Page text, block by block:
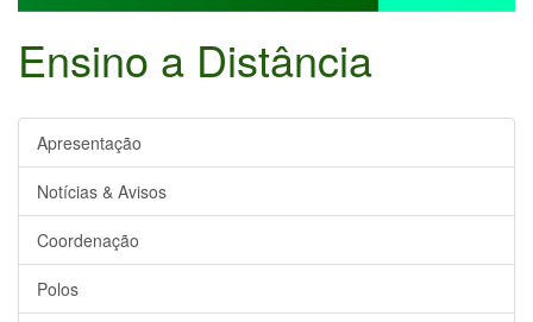
Ensino a Distância
Apresentação
Notícias & Avisos
Coordenação
Polos